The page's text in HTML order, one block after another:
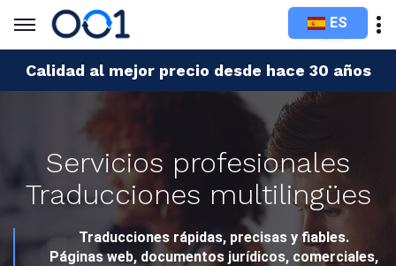
ES
Calidad al mejor precio desde hace 30 años
Servicios profesionales
Traducciones multilingües
Traducciones rápidas, precisas y fiables.
Páginas web, documentos jurídicos, comerciales,